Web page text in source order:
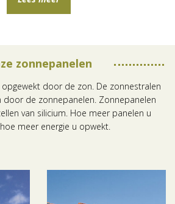
Bkijk blog
zonnepanelen
door de zon. De zonnestralen
door de zonnepanelen. Zonnepanelen
van silicium. Hoe meer panelen u
meer energie u opwekt.